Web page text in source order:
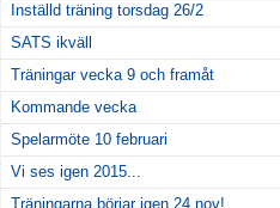
Inställd träning torsdag 26/2
SATS ikväll
Träningar vecka 9 och framåt
Kommande vecka
Spelarmöte 10 februari
Vi ses igen 2015...
Träningarna börjar igen 24 nov!